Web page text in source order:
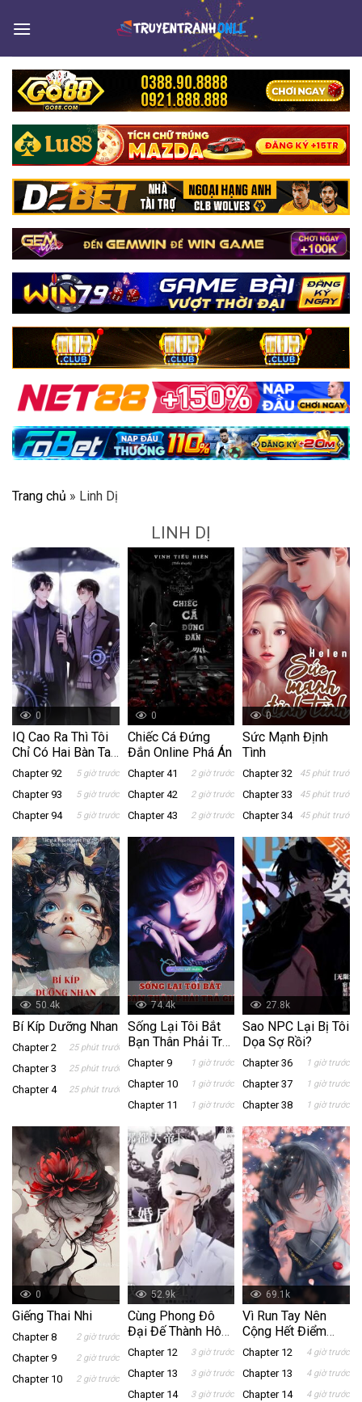
Trang chủ » Linh Dị
LINH DỊ
0
IQ Cao Ra Thì Tôi
Chỉ Có Hai Bàn Tay
Trắng
Chapter 92 5 giờ trước
Chapter 93 5 giờ trước
Chapter 94 5 giờ trước
0
Chiếc Cá Đứng
Đắn Online Phá Án
Chapter 41 2 giờ trước
Chapter 42 2 giờ trước
Chapter 43 2 giờ trước
0
Sức Mạnh Định
Tình
Chapter 32 45 phút trước
Chapter 33 45 phút trước
Chapter 34 45 phút trước
50.4k
Bí Kíp Dưỡng Nhan
Chapter 2 25 phút trước
Chapter 3 25 phút trước
Chapter 4 25 phút trước
74.4k
Sống Lại Tôi Bắt
Bạn Thân Phải Trả
Giá
Chapter 9 1 giờ trước
Chapter 10 1 giờ trước
Chapter 11 1 giờ trước
27.8k
Sao NPC Lại Bị Tôi
Dọa Sợ Rồi?
Chapter 36 1 giờ trước
Chapter 37 1 giờ trước
Chapter 38 1 giờ trước
0
Giếng Thai Nhi
Chapter 8 2 giờ trước
Chapter 9 2 giờ trước
Chapter 10 2 giờ trước
52.9k
Cùng Phong Đô
Đại Đế Thành Hôn
Sau Đó Tôi Liền
Hot
Chapter 12 3 giờ trước
Chapter 13 3 giờ trước
Chapter 14 3 giờ trước
69.1k
Vì Run Tay Nên
Cộng Hết Điểm
Vào Sắc Đẹp Rồi
(Vì Trượt Tay Nên
Quay Vào Buff
Nhan Sắc)
Chapter 12 4 giờ trước
Chapter 13 4 giờ trước
Chapter 14 4 giờ trước